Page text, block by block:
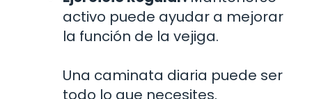
activo puede ayudar a mejorar
la función de la vejiga.
Una caminata diaria puede ser
todo lo que necesites.